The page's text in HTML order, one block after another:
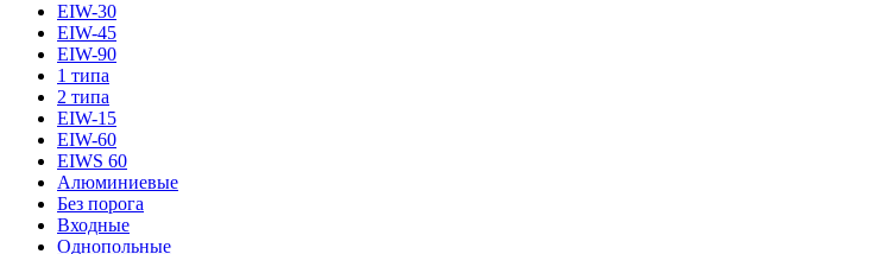
EIW-30
EIW-45
EIW-90
1 типа
2 типа
EIW-15
EIW-60
EIWS 60
Алюминиевые
Без порога
Входные
Однопольные